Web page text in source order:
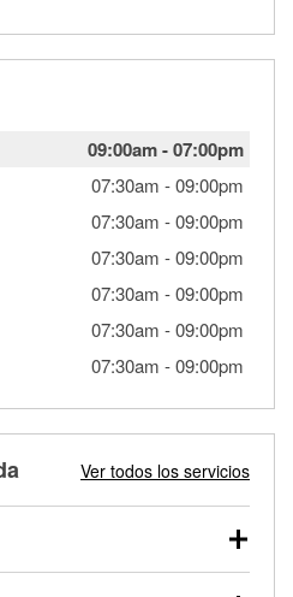
09:00am-07:00pm
07:30am -09:00pm
07:30am -09:00pm
07:30am -09:00pm
07:30am -09:00pm
07:30am -09:00pm
07:30am -09:00pm
Ver todos los servicios